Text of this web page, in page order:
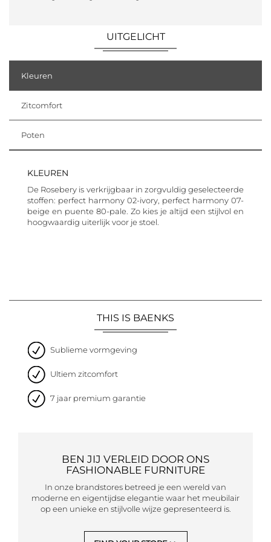
UITGELICHT
Kleuren
Zitcomfort
Poten
KLEUREN
De Rosebery is verkrijgbaar in zorgvuldig geselecteerde
stoffen: perfect harmony 02-ivory, perfect harmony 07-
beige en puente 80-pale. Zo kies je altijd een stijlvol en
hoogwaardig uiterlijk voor je stoel.
THIS IS BAENKS
Sublieme vormgeving
Ultiem zitcomfort
7 jaar premium garantie
BEN JIJ VERLEID DOOR ONS
FASHIONABLE FURNITURE
In onze brandstores betreed je een wereld van
moderne en eigentijdse elegantie waar het meubilair
op een unieke en stijlvolle wijze gepresenteerd is.